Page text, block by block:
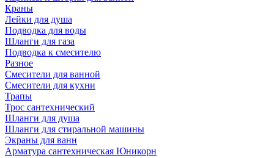
Краны
Лейки для душа
Подводка для воды
Шланги для газа
Подводка к смесителю
Разное
Смесители для ванной
Смесители для кухни
Трапы
Трос сантехнический
Шланги для душа
Шланги для стиральной машины
Экраны для ванн
Арматура сантехническая Юникорн